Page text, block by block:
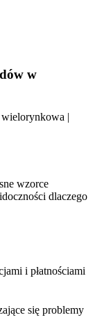
w
wielorynkowa |
wzorce
dlaczego
i płatnościami
się problemy